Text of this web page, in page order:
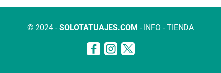
© 2024 -SOLOTATUAJES.COM - INFO -TIENDA